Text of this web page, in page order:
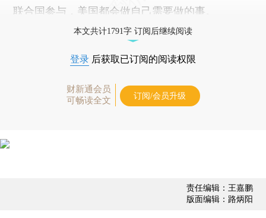
联合国参与，美国都会做自己需要做的事。
本文共计1791字 订阅后继续阅读
登录 后获取已订阅的阅读权限
财新通会员
可畅读全文
订阅/会员升级
责任编辑：王嘉鹏
版面编辑：路炳阳